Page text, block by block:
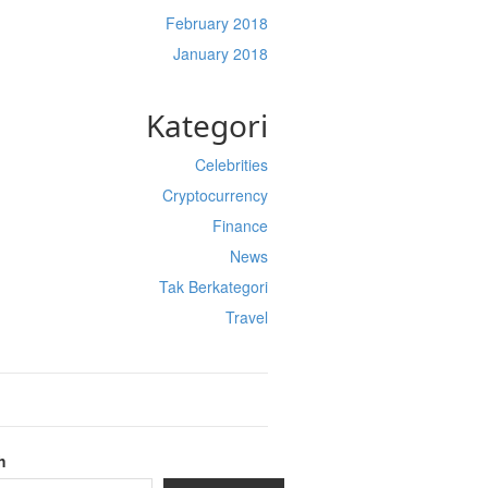
February 2018
January 2018
Kategori
Celebrities
Cryptocurrency
Finance
News
Tak Berkategori
Travel